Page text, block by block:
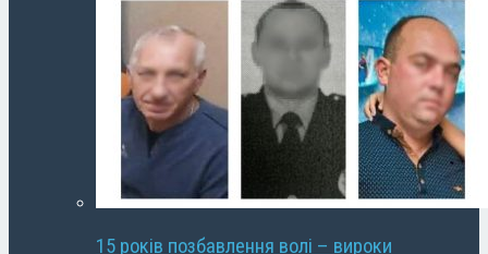
15 років позбавлення волі – вироки